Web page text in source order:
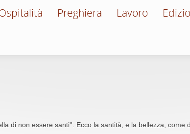
Preghiera Lavoro
di non essere santi''. Ecco la santità, e la bellezza,